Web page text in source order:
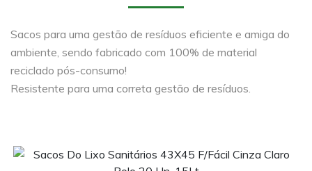
Sacos para uma gestão de resíduos eficiente e amiga do
ambiente, sendo fabricado com 100% de material
reciclado pós-consumo!
Resistente para uma correta gestão de resíduos.